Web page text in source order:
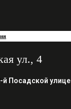
ул., 4
Посадской улице